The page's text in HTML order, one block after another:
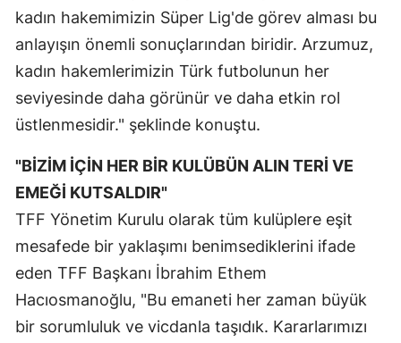
Ardahan
Yalova
Kilis
Düzce
kadın hakemimizin Süper Lig'de görev alması bu
anlayışın önemli sonuçlarından biridir. Arzumuz,
kadın hakemlerimizin Türk futbolunun her
seviyesinde daha görünür ve daha etkin rol
üstlenmesidir." şeklinde konuştu.
"BİZİM İÇİN HER BİR KULÜBÜN ALIN TERİ VE
EMEĞİ KUTSALDIR"
TFF Yönetim Kurulu olarak tüm kulüplere eşit
mesafede bir yaklaşımı benimsediklerini ifade
eden TFF Başkanı İbrahim Ethem
Hacıosmanoğlu, "Bu emaneti her zaman büyük
bir sorumluluk ve vicdanla taşıdık. Kararlarımızı